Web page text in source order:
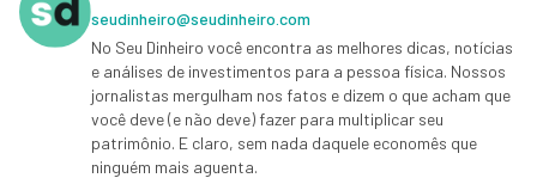
seudinheiro@seudinheiro.com
No Seu Dinheiro você encontra as melhores dicas, notícias
e análises de investimentos para a pessoa física. Nossos
jornalistas mergulham nos fatos e dizem o que acham que
você deve (e não deve) fazer para multiplicar seu
patrimônio. E claro, sem nada daquele economês que
ninguém mais aguenta.